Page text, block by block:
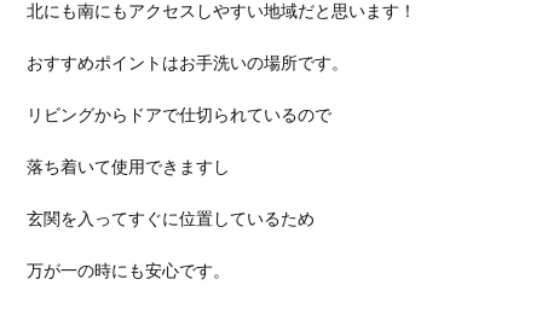
北にも南にもアクセスしやすい地域だと思います！
おすすめポイントはお手洗いの場所です。
リビングからドアで仕切られているので
落ち着いて使用できますし
玄関を入ってすぐに位置しているため
万が一の時にも安心です。